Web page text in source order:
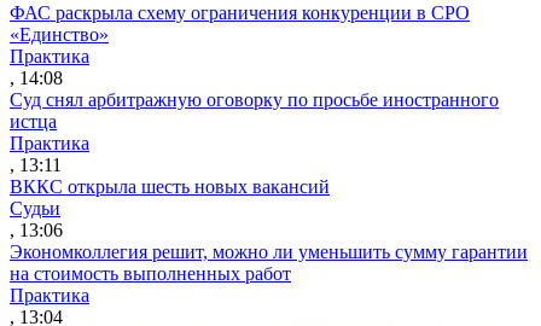
ФАС раскрыла схему ограничения конкуренции в СРО
«Единство»
Практика
, 14:08
Суд снял арбитражную оговорку по просьбе иностранного
истца
Практика
, 13:11
ВККС открыла шесть новых вакансий
Судьи
, 13:06
Экономколлегия решит, можно ли уменьшить сумму гарантии
на стоимость выполненных работ
Практика
, 13:04